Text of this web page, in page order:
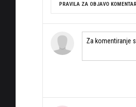
PRAVILA ZA OBJAVO